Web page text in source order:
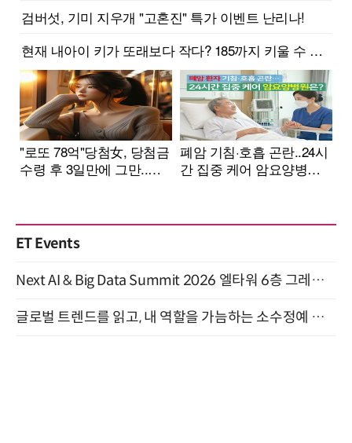
ET Events
Next AI & Big Data Summit 2026 엘타워 6층 그레이스홀 개최 (9/18)
글로벌 트렌드를 읽고, 내 역할을 가늠하는 소수정예 실습 워크숍 (8/28)